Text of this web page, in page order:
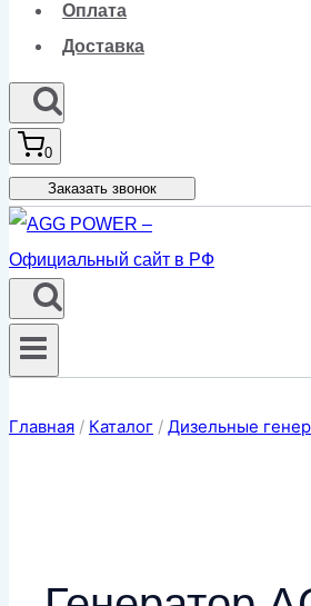
Оплата
Доставка
0
Заказать звонок
Главная / Каталог / Дизельные